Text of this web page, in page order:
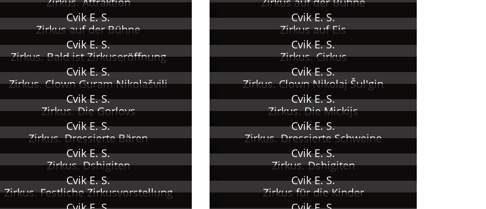
Cvik E. S.
Zirkus auf der Bühne
Cvik E. S.
Zirkus auf Eis
Cvik E. S.
Zirkus. Bald ist Zirkuseröffnung
Cvik E. S.
Zirkus. Cirkus
Cvik E. S.
Zirkus. Clown Guram Nikolašvili
Cvik E. S.
Zirkus. Clown Nikolaj Šul'gin
Cvik E. S.
Zirkus. Die Gorlovs
Cvik E. S.
Zirkus. Die Mickijs
Cvik E. S.
Zirkus. Dressierte Bären
Cvik E. S.
Zirkus. Dressierte Schweine
Cvik E. S.
Zirkus. Dshigiten
Cvik E. S.
Zirkus. Dshigiten
Cvik E. S.
Zirkus. Festliche Zirkusvorstellung
Cvik E. S.
Zirkus für die Kinder